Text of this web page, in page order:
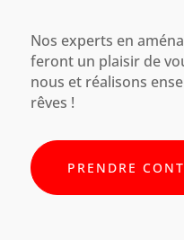
Nos experts en
feront un plaisir de
nous et réalisons
rêves !
PRENDRE